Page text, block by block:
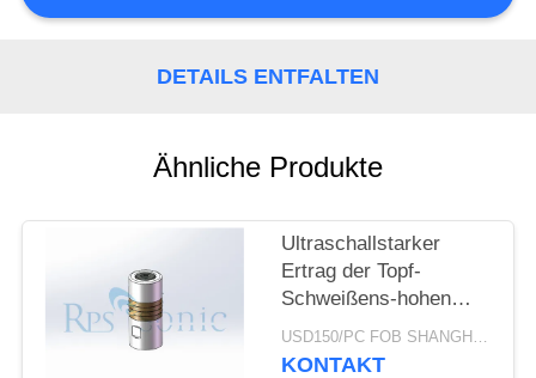
DETAILS ENTFALTEN
Ähnliche Produkte
Ultraschallstarker
Ertrag der Topf-
Schweißens-hohen
Leistung des wandler-
28khz 800W
USD150/PC FOB SHANGHAI MOQ:1pcs
KONTAKT